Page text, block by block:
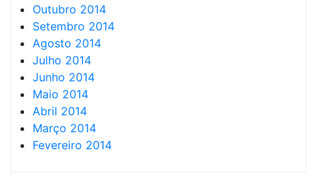
Outubro 2014
Setembro 2014
Agosto 2014
Julho 2014
Junho 2014
Maio 2014
Abril 2014
Março 2014
Fevereiro 2014